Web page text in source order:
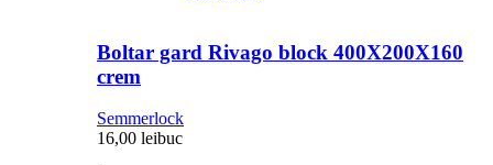
Boltar gard Rivago block 400X200X160
crem
Semmerlock
16,00 leibuc